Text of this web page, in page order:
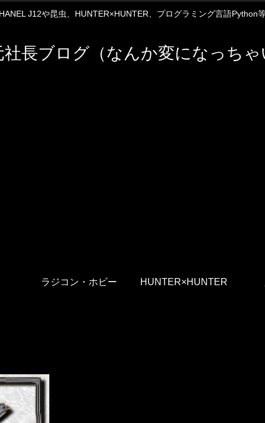
J12や昆虫、HUNTER×HUNTER、プログラミング言語Python
社長ブログ（なんか変になっちゃ
ラジコン・ホビー HUNTER×HUNTER